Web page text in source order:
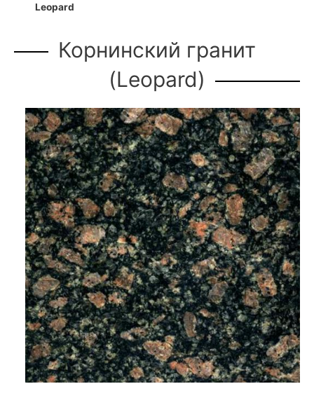
Leopard
Корнинский гранит
(Leopard)